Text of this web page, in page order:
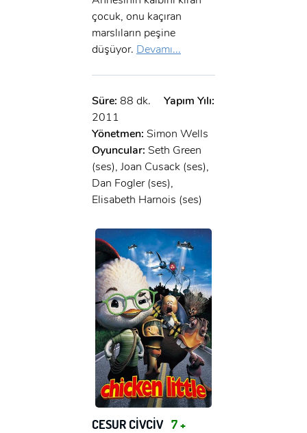
çocuk, onu kaçıran
marslıların peşine
düşüyor. Devamı...
Süre: 88 dk.
Yapım Yılı:
2011
Yönetmen: Simon Wells
Oyuncular: Seth Green
(ses), Joan Cusack (ses),
Dan Fogler (ses),
Elisabeth Harnois (ses)
CESUR CİVCİV 7 +